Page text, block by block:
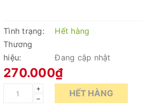
Tình trạng:
Hết hàng
Thương
hiệu:
Đang cập nhật
270.000₫
+
–
HẾT HÀNG